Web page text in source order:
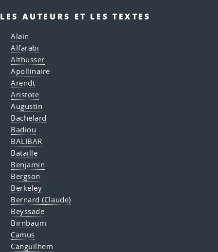
LES AUTEURS ET LES TEXTES
Alain
Alfarabi
Althusser
Apollinaire
Arendt
Aristote
Augustin
Bachelard
Badiou
BALIBAR
Bataille
Benjamin
Bergson
Berkeley
Bernard (Claude)
Beyssade
Birnbaum
Camus
Canguilhem